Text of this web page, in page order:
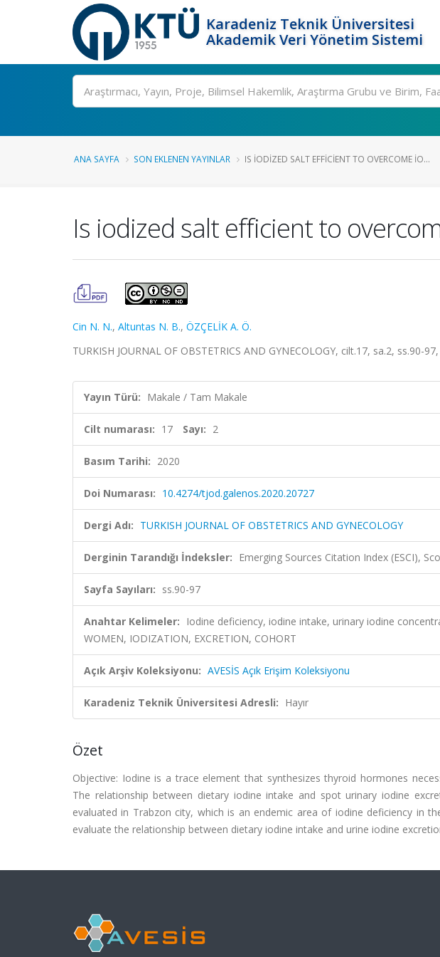
Karadeniz Teknik Üniversitesi
Akademik Veri Yönetim Sistemi
Ara
ANA SAYFA SON EKLENEN YAYINLAR IS IODIZED SALT EFFICIENT TO OVERCOME IO...
Is iodized salt efficient to
Cin N. N., Altuntas N. B., ÖZÇELİK A. Ö.
TURKISH JOURNAL OF OBSTETRICS AND GYNECOLOGY, cilt.17, sa.2, ss.90-
Yayın Türü: Makale / Tam Makale
Cilt numarası: 17 Sayı: 2
Basım Tarihi: 2020
Doi Numarası: 10.4274/tjod.galenos.2020.20727
Dergi Adı: TURKISH JOURNAL OF OBSTETRICS AND GYNECOLOGY
Derginin Tarandığı İndeksler: Emerging Sources Citation Index (ESCI),
Sayfa Sayıları: ss.90-97
Anahtar Kelimeler: Iodine deficiency, iodine intake, urinary iodine
WOMEN, IODIZATION, EXCRETION, COHORT
Açık Arşiv Koleksiyonu: AVESİS Açık Erişim Koleksiyonu
Karadeniz Teknik Üniversitesi Adresli: Hayır
Özet
Objective: Iodine is a trace element that synthesizes thyroid hormones
The relationship between dietary iodine intake and spot urinary iodine
evaluated in Trabzon city, which is an endemic area of iodine deficiency in
evaluate the relationship between dietary iodine intake and urine iodine